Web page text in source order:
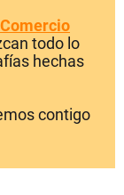
Comercio
todo lo
hechas
contigo